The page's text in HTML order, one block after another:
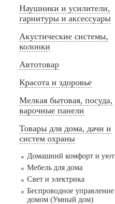
Наушники и усилители,
гарнитуры и аксессуары
Акустические системы,
колонки
Автотовар
Красота и здоровье
Мелкая бытовая, посуда,
варочные панели
Товары для дома, дачи и
систем охраны
Домашний комфорт и уют
Мебель для дома
Свет и электрика
Беспроводное управление
домом (Умный дом)